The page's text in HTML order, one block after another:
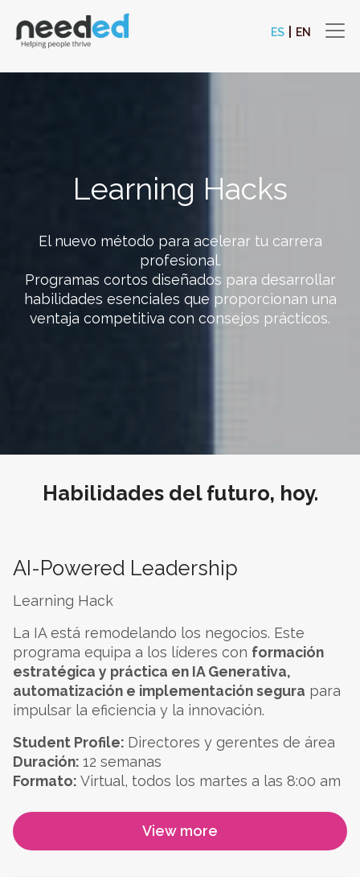
Navegación principal
ES EN
Learning Hacks
El nuevo método para acelerar tu carrera
profesional.
Programas cortos diseñados para desarrollar
habilidades esenciales que proporcionan una
ventaja competitiva con consejos prácticos.
Habilidades del futuro, hoy.
AI-Powered Leadership
Learning Hack
La IA está remodelando los negocios. Este
programa equipa a los líderes con formación
estratégica y práctica en IA Generativa,
automatización e implementación segura para
impulsar la eficiencia y la innovación.
Student Profile: Directores y gerentes de área
Duración: 12 semanas
Formato: Virtual, todos los martes a las 8:00 am
View more